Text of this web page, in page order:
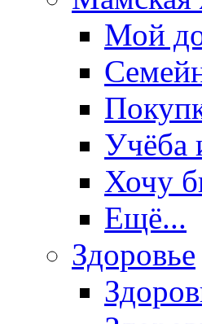
Мой
Учёба
Хочу
Ещё...
Здоровье